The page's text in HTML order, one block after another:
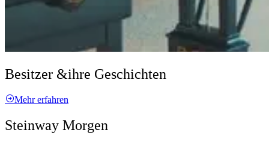
Besitzer &ihre Geschichten
Mehr erfahren
Steinway Morgen